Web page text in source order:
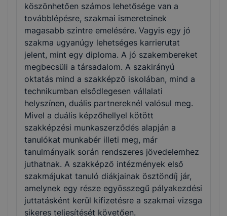
köszönhetően számos lehetősége van a
továbblépésre, szakmai ismereteinek
magasabb szintre emelésére. Vagyis egy jó
szakma ugyanúgy lehetséges karrierutat
jelent, mint egy diploma. A jó szakembereket
megbecsüli a társadalom. A szakirányú
oktatás mind a szakképző iskolában, mind a
technikumban elsődlegesen vállalati
helyszínen, duális partnereknél valósul meg.
Mivel a duális képzőhellyel kötött
szakképzési munkaszerződés alapján a
tanulókat munkabér illeti meg, már
tanulmányaik során rendszeres jövedelemhez
juthatnak. A szakképző intézmények első
szakmájukat tanuló diákjainak ösztöndíj jár,
amelynek egy része egyösszegű pályakezdési
juttatásként kerül kifizetésre a szakmai vizsga
sikeres teljesítését követően.